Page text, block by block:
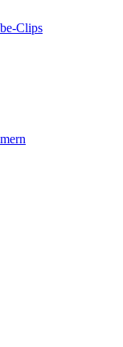
Clips